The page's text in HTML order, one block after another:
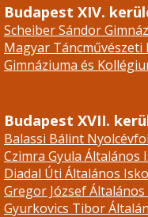
Budapest XIV.
Scheiber Sándor
Magyar Táncművészeti
Gimnáziuma és
Budapest XVII.
Balassi Bálint
Czimra Gyula Általános
Diadal Úti Általános
Gregor József
Gyurkovics Tibor